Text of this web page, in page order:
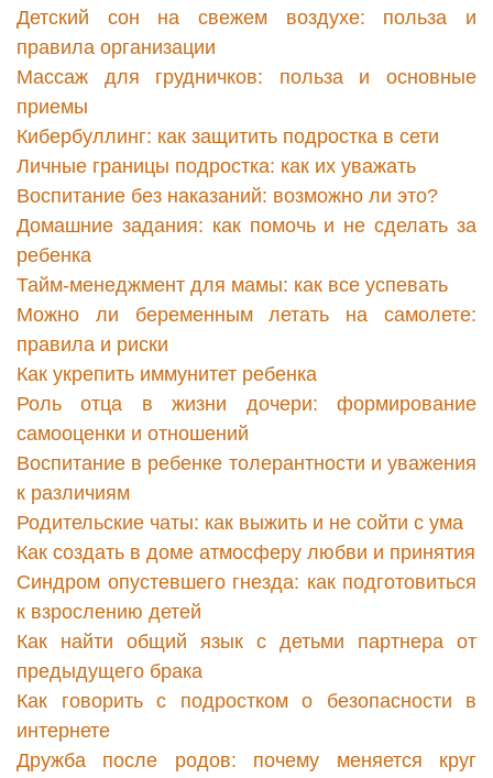
Детский сон на свежем воздухе: польза и
правила организации
Массаж для грудничков: польза и основные
приемы
Кибербуллинг: как защитить подростка в сети
Личные границы подростка: как их уважать
Воспитание без наказаний: возможно ли это?
Домашние задания: как помочь и не сделать за
ребенка
Тайм-менеджмент для мамы: как все успевать
Можно ли беременным летать на самолете:
правила и риски
Как укрепить иммунитет ребенка
Роль отца в жизни дочери: формирование
самооценки и отношений
Воспитание в ребенке толерантности и уважения
к различиям
Родительские чаты: как выжить и не сойти с ума
Как создать в доме атмосферу любви и принятия
Синдром опустевшего гнезда: как подготовиться
к взрослению детей
Как найти общий язык с детьми партнера от
предыдущего брака
Как говорить с подростком о безопасности в
интернете
Дружба после родов: почему меняется круг